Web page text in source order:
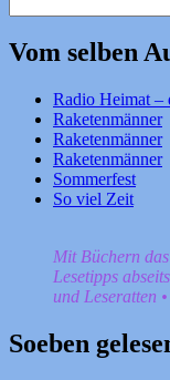
nach:
Vom selben
Radio Heimat –
Raketenmänner
Raketenmänner
Raketenmänner
Sommerfest
So viel Zeit
Mit Büchern
Lesetipps
und Leseratten
Soeben